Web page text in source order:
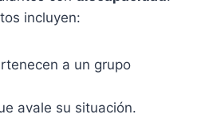
incluyen:
a un grupo
avale su situación.